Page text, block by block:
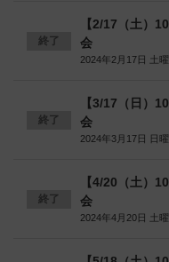
終了
【2/17（土）
会
2024年2月17日 土
終了
【3/17（日）
会
2024年3月17日 日
終了
【4/20（土）
会
2024年4月20日 土